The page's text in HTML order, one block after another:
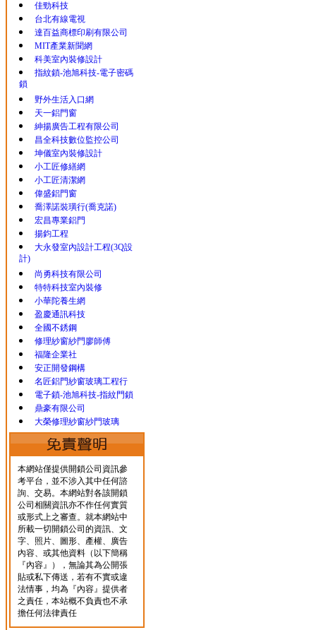
佳勁科技
台北有線電視
達百益商標印刷有限公司
MIT產業新聞網
科美室內裝修設計
指紋鎖-池旭科技-電子密碼
鎖
野外生活入口網
天一鋁門窗
紳揚廣告工程有限公司
昌全科技數位監控公司
坤儀室內裝修設計
小工匠修繕網
小工匠清潔網
偉盛鋁門窗
喬澤諾裝璜行(喬克諾)
宏昌專業鋁門
揚鈞工程
大永發室內設計工程(3Q設
計)
尚勇科技有限公司
特特科技室內裝修
小華陀養生網
盈慶通訊科技
全國不銹鋼
修理紗窗紗門廖師傅
福隆企業社
安正開發鋼構
名匠鋁門紗窗玻璃工程行
電子鎖-池旭科技-指紋門鎖
鼎豪有限公司
大榮修理紗窗紗門玻璃
本網站僅提供開鎖公司資訊參
考平台，並不涉入其中任何諮
詢、交易。本網站對各該開鎖
公司相關資訊亦不作任何實質
或形式上之審查。就本網站中
所載一切開鎖公司的資訊、文
字、照片、圖形、產權、廣告
內容、或其他資料（以下簡稱
『內容』），無論其為公開張
貼或私下傳送，若有不實或違
法情事，均為『內容』提供者
之責任，本站概不負責也不承
擔任何法律責任